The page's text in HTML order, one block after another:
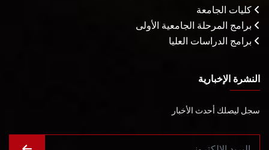
كليات الجامعة
برامج المرحلة الجامعية الأولى
برامج الدراسات العليا
النشرة الإخبارية
سجل ليصلك أحدث الأخبار